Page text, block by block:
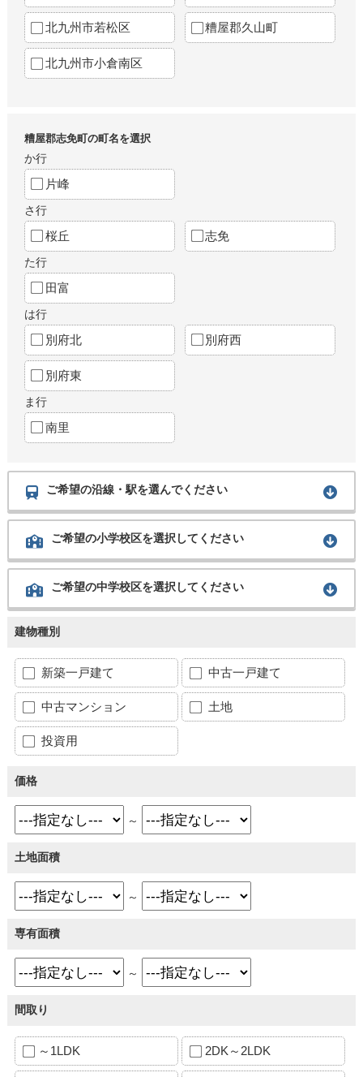
北九州市若松区 糟屋郡久山町
北九州市小倉南区
糟屋郡志免町の町名を選択
か行
片峰
さ行
桜丘 志免
た行
田富
は行
別府北 別府西
別府東
ま行
南里
ご希望の沿線・駅を選んでください
ご希望の小学校区を選択してください
ご希望の中学校区を選択してください
建物種別
新築一戸建て 中古一戸建て
中古マンション 土地
投資用
価格
～
土地面積
～
専有面積
～
間取り
～1LDK 2DK～2LDK